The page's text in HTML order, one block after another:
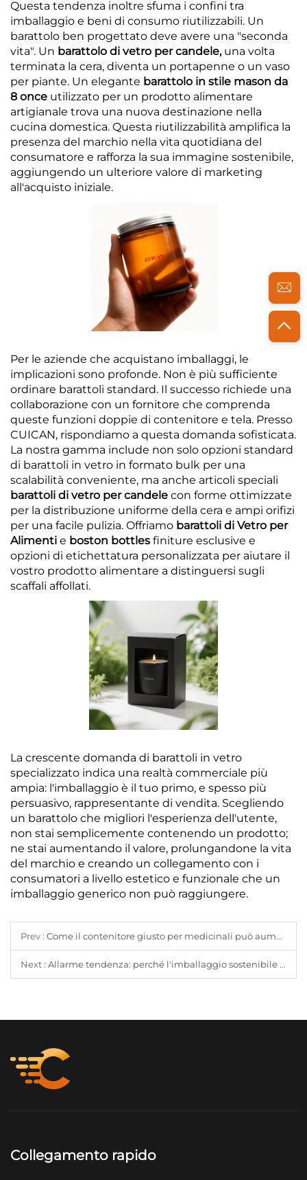
Questa tendenza inoltre sfuma i confini tra
imballaggio e beni di consumo riutilizzabili. Un
barattolo ben progettato deve avere una "seconda
vita". Un barattolo di vetro per candele, una volta
terminata la cera, diventa un portapenne o un vaso
per piante. Un elegante barattolo in stile mason da
8 once utilizzato per un prodotto alimentare
artigianale trova una nuova destinazione nella
cucina domestica. Questa riutilizzabilità amplifica la
presenza del marchio nella vita quotidiana del
consumatore e rafforza la sua immagine sostenibile,
aggiungendo un ulteriore valore di marketing
all'acquisto iniziale.
Per le aziende che acquistano imballaggi, le
implicazioni sono profonde. Non è più sufficiente
ordinare barattoli standard. Il successo richiede una
collaborazione con un fornitore che comprenda
queste funzioni doppie di contenitore e tela. Presso
CUICAN, rispondiamo a questa domanda sofisticata.
La nostra gamma include non solo opzioni standard
di barattoli in vetro in formato bulk per una
scalabilità conveniente, ma anche articoli speciali
barattoli di vetro per candele con forme ottimizzate
per la distribuzione uniforme della cera e ampi orifizi
per una facile pulizia. Offriamo barattoli di Vetro per
Alimenti e boston bottles finiture esclusive e
opzioni di etichettatura personalizzata per aiutare il
vostro prodotto alimentare a distinguersi sugli
scaffali affollati.
La crescente domanda di barattoli in vetro
specializzato indica una realtà commerciale più
ampia: l'imballaggio è il tuo primo, e spesso più
persuasivo, rappresentante di vendita. Scegliendo
un barattolo che migliori l'esperienza dell'utente,
non stai semplicemente contenendo un prodotto;
ne stai aumentando il valore, prolungandone la vita
del marchio e creando un collegamento con i
consumatori a livello estetico e funzionale che un
imballaggio generico non può raggiungere.
Prev : Come il contenitore giusto per medicinali può aumentare la fiducia nel marchio e la conformità del paziente
Next : Allarme tendenza: perché l'imballaggio sostenibile in vetro domina i settori delle bevande e degli alimenti nel 2024
Collegamento rapido